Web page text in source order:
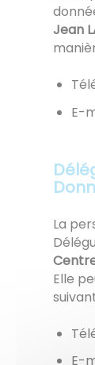
Jean
E-
La
Elle
E-